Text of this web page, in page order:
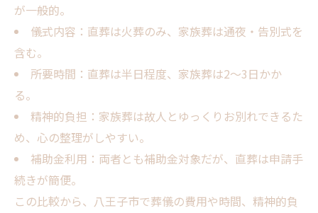
が一般的。
儀式内容：直葬は火葬のみ、家族葬は通夜・告別式を
含む。
所要時間：直葬は半日程度、家族葬は2～3日かか
る。
精神的負担：家族葬は故人とゆっくりお別れできるた
め、心の整理がしやすい。
補助金利用：両者とも補助金対象だが、直葬は申請手
続きが簡便。
この比較から、八王子市で葬儀の費用や時間、精神的負